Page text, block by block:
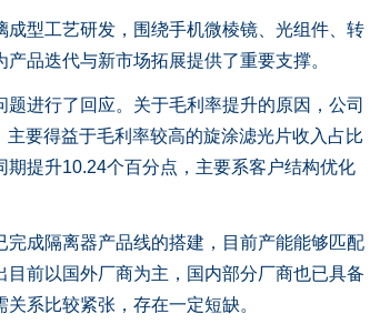
型工艺研发，围绕手机微棱镜、光组件、转
品迭代与新市场拓展提供了重要支撑。
进行了回应。关于毛利率提升的原因，公司
要得益于毛利率较高的旋涂滤光片收入占比
提升10.24个百分点，主要系客户结构优化
成隔离器产品线的搭建，目前产能能够匹配
前以国外厂商为主，国内部分厂商也已具备
系比较紧张，存在一定短缺。